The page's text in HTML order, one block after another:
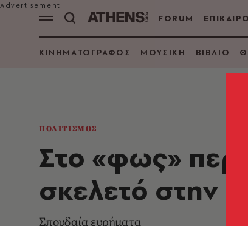
FORUM
ΚΙΝΗΜΑΤΟΓΡΑΦΟΣ ΜΟΥΣΙΚΗ ΒΙΒΛΙΟ
ΠΟΛΙΤΙΣΜΟΣ
Στο «φως»
σκελετό στην
Σπουδαία ευρήματα